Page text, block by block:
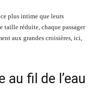
plus intime que leurs
taille réduite, chaque passager
aux grandes croisières, ici,
au fil de l’eau